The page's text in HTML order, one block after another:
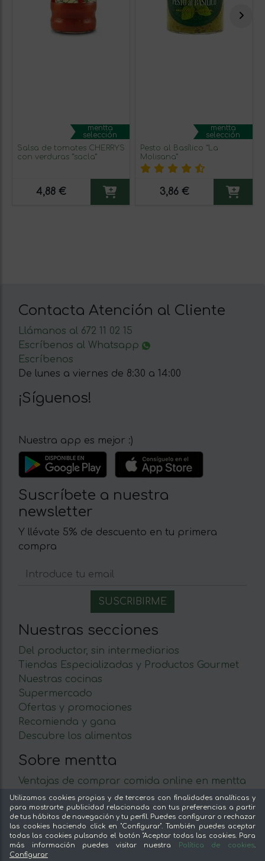
mentta
selección
Salsa de tomates CHERRYS
con verduras “sacla”
4,88 €
mentta
selección
Pesto al Basílico “La
Molisana”
3,86 €
Contacta Atención al Cliente
Llámanos al 672 11 02 15
Escríbenos al Whatsapp
Escríbenos
De lunes a viernes de 8:30 a 14:00
¡Síguenos!
Nuestra app es mejor :)
Suscríbete a nuestra
newsletter
Y llévate 5% de descuento en tu primera
compra
Nuestras secciones
Del productor, sin intermediarios
Tiendas Especializadas y Productos Gourmet
Nuestras cocinas
Supermercado
Ofertas y promociones
Recomienda y gana
Descubre los alimentos
Sobre mentta
Ventajas de comprar comida online en mentta
Conoce mentta
Blog de mentta
Vende en mentta
Fidelización
Preguntas frecuentes
Utilizamos cookies propias y de terceros con finalidades analíticas y
para mostrarte publicidad relacionada con tus preferencias a partir
de tus hábitos de navegación y tu perfil. Puedes configurar o rechazar
las cookies haciendo click en "Configurar". También puedes aceptar
todas las cookies pulsando el botón "Aceptar todas las cookies. Para
más información puedes visitar nuestra
Política de cookies.
Configurar